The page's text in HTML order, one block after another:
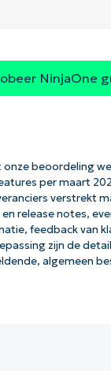
NinjaOne
onze beoordeling
per maart
verstrekt
release notes,
feedback van
zijn de
algemeen